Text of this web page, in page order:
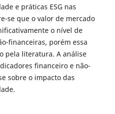
e práticas ESG nas
se que o valor de mercado
o nível de
financeiras, porém essa
pela literatura. A análise
financeiro e não-
sobre o impacto das